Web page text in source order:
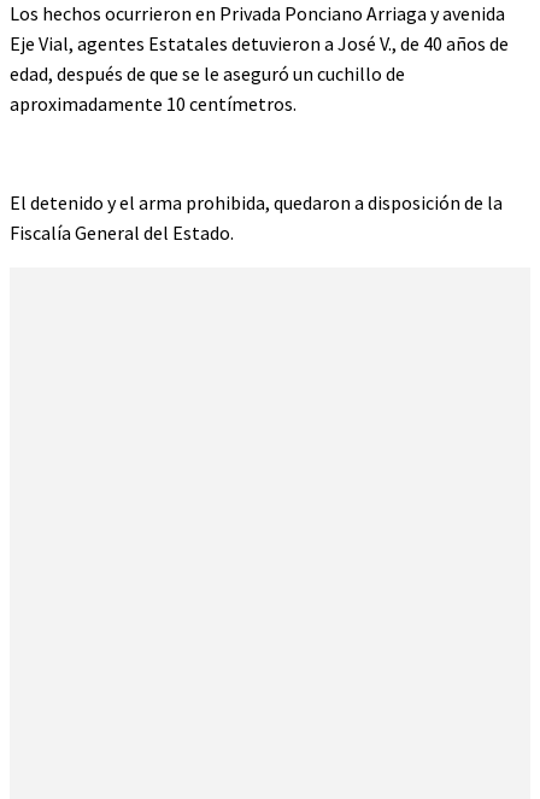
Los hechos ocurrieron en Privada Ponciano Arriaga y avenida
Eje Vial, agentes Estatales detuvieron a José V., de 40 años de
edad, después de que se le aseguró un cuchillo de
aproximadamente 10 centímetros.
El detenido y el arma prohibida, quedaron a disposición de la
Fiscalía General del Estado.